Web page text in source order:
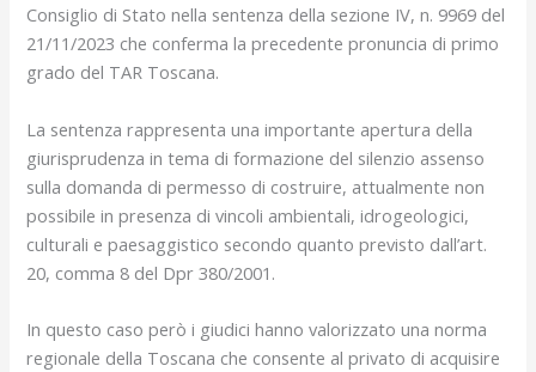
Consiglio di Stato nella sentenza della sezione IV, n. 9969 del
21/11/2023 che conferma la precedente pronuncia di primo
grado del TAR Toscana.
La sentenza rappresenta una importante apertura della
giurisprudenza in tema di formazione del silenzio assenso
sulla domanda di permesso di costruire, attualmente non
possibile in presenza di vincoli ambientali, idrogeologici,
culturali e paesaggistico secondo quanto previsto dall’art.
20, comma 8 del Dpr 380/2001.
In questo caso però i giudici hanno valorizzato una norma
regionale della Toscana che consente al privato di acquisire